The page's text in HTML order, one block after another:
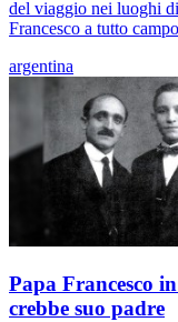
del viaggio nei luoghi
Francesco a tutto
argentina
Papa Francesco
crebbe suo padre